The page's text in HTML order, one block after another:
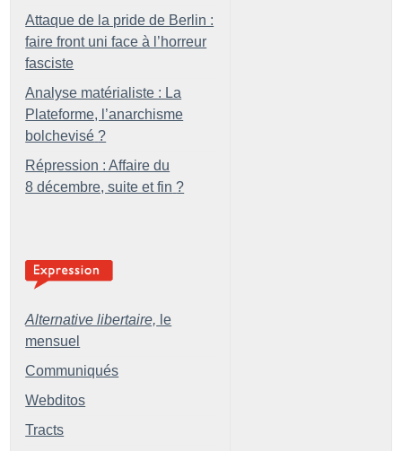
Attaque de la pride de Berlin :
faire front uni face à l’horreur
fasciste
Analyse matérialiste : La
Plateforme, l’anarchisme
bolchevisé ?
Répression : Affaire du
8 décembre, suite et fin ?
Alternative libertaire, le
mensuel
Communiqués
Webditos
Tracts